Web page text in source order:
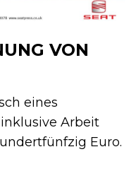
VON
eines
Arbeit
Euro.